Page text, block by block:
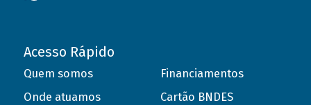
Acesso Rápido
Quem somos
Onde atuamos
Financiamentos
Cartão BNDES